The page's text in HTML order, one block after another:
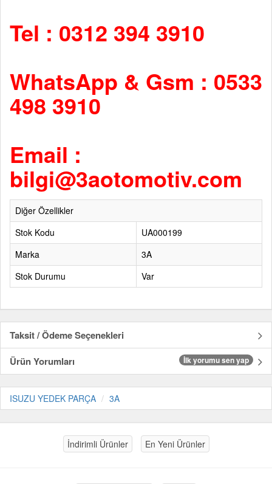
Tel : 0312 394 3910
WhatsApp & Gsm : 0533
498 3910
Email :
bilgi@3aotomotiv.com
Diğer Özellikler
Stok Kodu
UA000199
Marka
3A
Stok Durumu
Var
Taksit / Ödeme Seçenekleri
Ürün Yorumları
İlk yorumu sen yap
ISUZU YEDEK PARÇA 3A
İndirimli Ürünler En Yeni Ürünler